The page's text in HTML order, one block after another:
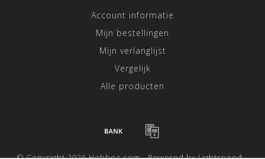
Account informatie
Mijn bestellingen
Mijn verlanglijst
Vergelijk
Alle producten